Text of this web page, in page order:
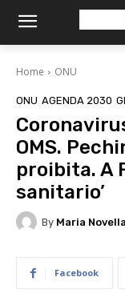
Home ONU
ONU AGENDA 2030
OMS.
proibita. A
sanitario’
By Maria
Facebook